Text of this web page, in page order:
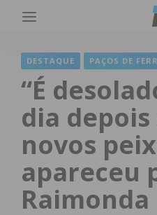
DESTAQUE PAÇOS DE
“É
dia
novos
apareceu
Raimonda